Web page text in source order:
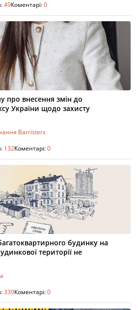
49Коментарі:0
про внесення змін до
України щодо захисту
Barristers
132Коментарі:0
будинку на
території не
339Коментарі:0